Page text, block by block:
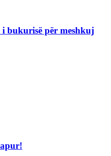
i bukurisë për meshkuj